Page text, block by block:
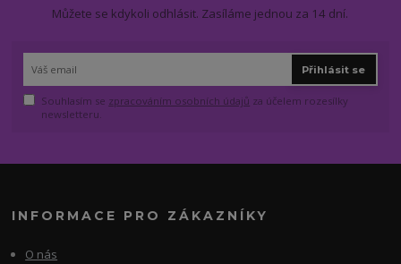
Můžete se kdykoli odhlásit. Zasíláme jednou za 14 dní.
Přihlásit se
Souhlasím se zpracováním osobních údajů za účelem rozesílky
newsletteru.
INFORMACE PRO ZÁKAZNÍKY
O nás